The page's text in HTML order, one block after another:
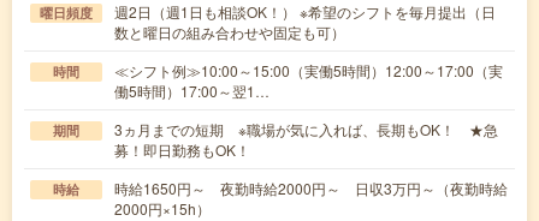
曜日頻度
週2日（週1日も相談OK！） ※希望のシフトを毎月提出（日
数と曜日の組み合わせや固定も可）
時間
≪シフト例≫10:00～15:00（実働5時間）12:00～17:00（実
働5時間）17:00～翌1…
期間
3ヵ月までの短期 ※職場が気に入れば、長期もOK！ ★急
募！即日勤務もOK！
時給
時給1650円～ 夜勤時給2000円～ 日収3万円～（夜勤時給
2000円×15h）